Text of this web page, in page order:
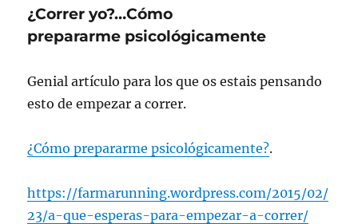
¿Correr yo?…Cómo
prepararme psicológicamente
Genial artículo para los que os estais pensando
esto de empezar a correr.
¿Cómo prepararme psicológicamente?.
https://farmarunning.wordpress.com/2015/02/
23/a-que-esperas-para-empezar-a-correr/